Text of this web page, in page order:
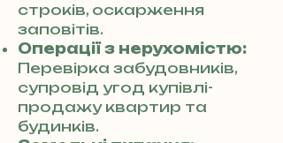
строків, оскарження
заповітів.
Операції з нерухомістю:
Перевірка забудовників,
супровід угод купівлі-
продажу квартир та
будинків.